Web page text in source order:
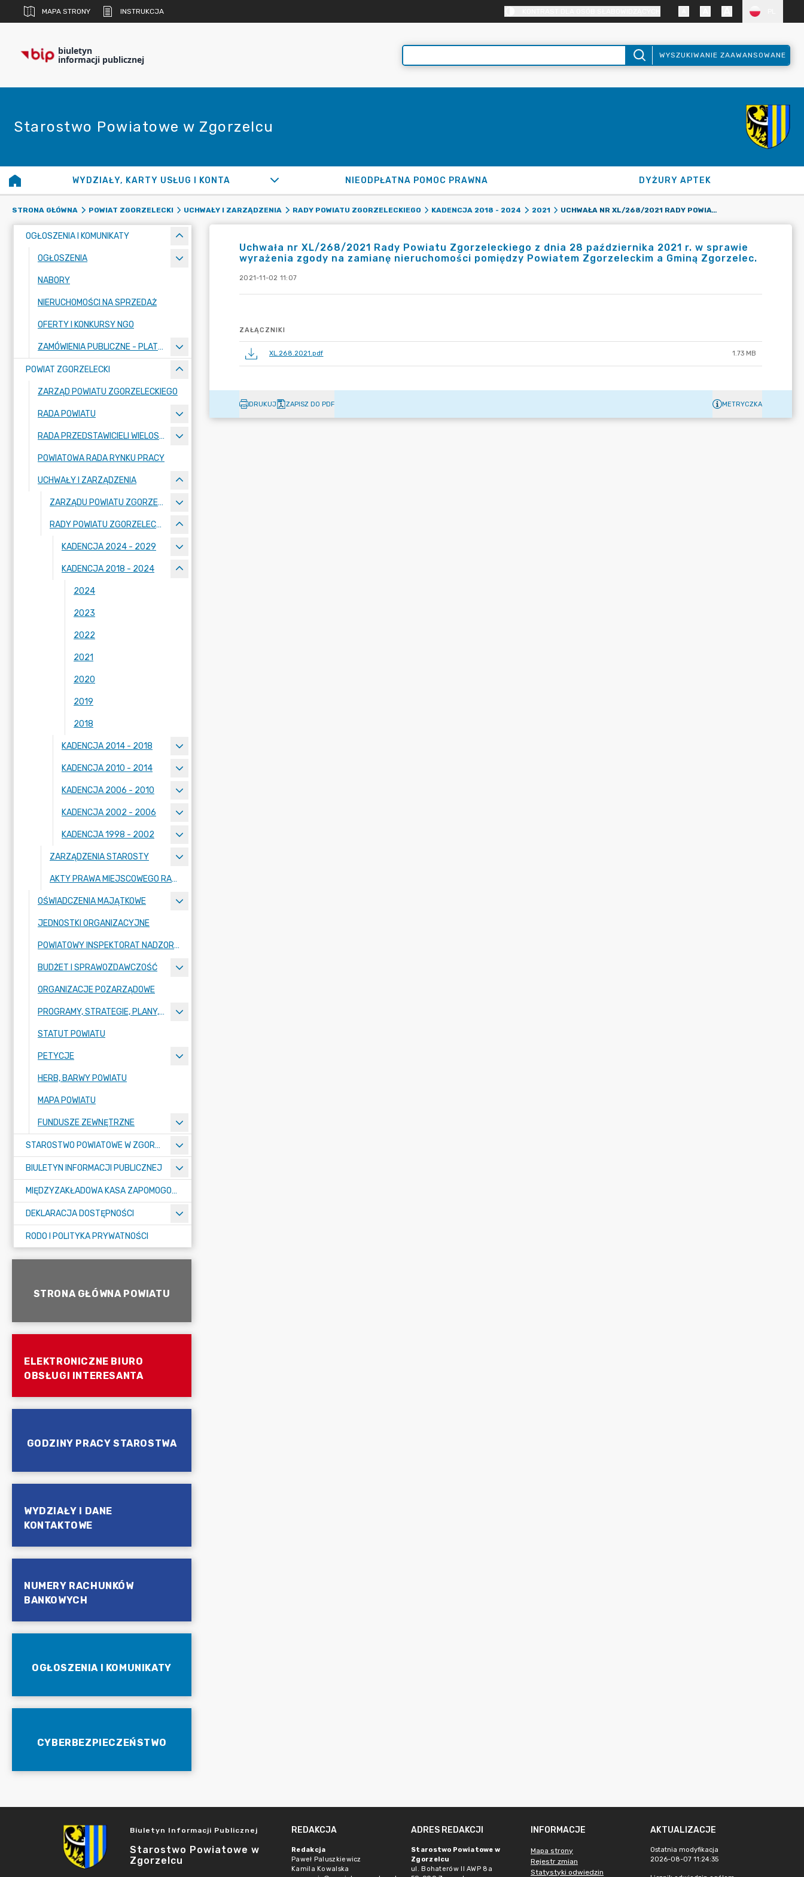
MAPA STRONY INSTRUKCJA
biuletyn
informacji publicznej WYSZUKIWANIE ZAAWANSOWANE
Starostwo Powiatowe w Zgorzelcu
WYDZIAŁY, KARTY USŁUG I KONTA NIEODPŁATNA POMOC PRAWNA DYŻURY APTEK
STRONA GŁÓWNA POWIAT ZGORZELECKI UCHWAŁY I ZARZĄDZENIA RADY POWIATU ZGORZELECKIEGO KADENCJA 2018 - 2024 2021 UCHWAŁA NR XL/268/2021 RADY POWIATU ZGORZELECKIEGO Z DNIA 28 PAŹDZIERNIKA 2021 R. W SPRAWIE WYRAŻENIA ZGODY NA ZAMIANĘ NIERUCHOMOŚCI POMIĘDZY POWIATEM ZGORZELECKIM A GMINĄ ZGORZELEC.
OGŁOSZENIA I KOMUNIKATY
OGŁOSZENIA
NABORY
NIERUCHOMOŚCI NA SPRZEDAŻ
OFERTY I KONKURSY NGO
ZAMÓWIENIA PUBLICZNE - PLATFORMA ZAKUPOWA
POWIAT ZGORZELECKI
ZARZĄD POWIATU ZGORZELECKIEGO
RADA POWIATU
RADA PRZEDSTAWICIELI WIELOSPECJALISTYCZNEGO ZESPOŁU OPIEKI ZDROWOTNEJ "BOLESŁAWIEC-ZGORZELEC" SAMODZIELNEGO PUBLICZNEGO ZAKŁADU OPIEKI ZDROWOTNEJ
POWIATOWA RADA RYNKU PRACY
UCHWAŁY I ZARZĄDZENIA
ZARZĄDU POWIATU ZGORZELECKIEGO
RADY POWIATU ZGORZELECKIEGO
KADENCJA 2024 - 2029
KADENCJA 2018 - 2024
2024
2023
2022
2021
2020
2019
2018
KADENCJA 2014 - 2018
KADENCJA 2010 - 2014
KADENCJA 2006 - 2010
KADENCJA 2002 - 2006
KADENCJA 1998 - 2002
ZARZĄDZENIA STAROSTY
AKTY PRAWA MIEJSCOWEGO RADY POWIATU ZGORZELECKIEGO
OŚWIADCZENIA MAJĄTKOWE
JEDNOSTKI ORGANIZACYJNE
POWIATOWY INSPEKTORAT NADZORU BUDOWLANEGO
BUDŻET I SPRAWOZDAWCZOŚĆ
ORGANIZACJE POZARZĄDOWE
PROGRAMY, STRATEGIE, PLANY, RAPORTY
STATUT POWIATU
PETYCJE
HERB, BARWY POWIATU
MAPA POWIATU
FUNDUSZE ZEWNĘTRZNE
STAROSTWO POWIATOWE W ZGORZELCU
BIULETYN INFORMACJI PUBLICZNEJ
MIĘDZYZAKŁADOWA KASA ZAPOMOGOWO-POŻYCZKOWA
DEKLARACJA DOSTĘPNOŚCI
RODO I POLITYKA PRYWATNOŚCI
STRONA GŁÓWNA POWIATU
ELEKTRONICZNE BIURO
OBSŁUGI INTERESANTA
GODZINY PRACY STAROSTWA
WYDZIAŁY I DANE
KONTAKTOWE
NUMERY RACHUNKÓW
BANKOWYCH
OGŁOSZENIA I KOMUNIKATY
CYBERBEZPIECZEŃSTWO
Uchwała nr XL/268/2021 Rady Powiatu Zgorzeleckiego z dnia 28 października 2021 r. w sprawie
wyrażenia zgody na zamianę nieruchomości pomiędzy Powiatem Zgorzeleckim a Gminą Zgorzelec.
2021-11-02 11:07
ZAŁĄCZNIKI
XL.268.2021.pdf 1.73 MB
DRUKUJ ZAPISZ DO PDF METRYCZKA
Biuletyn Informacji Publicznej
Starostwo Powiatowe w
Zgorzelcu
REDAKCJA
Redakcja
Paweł Paluszkiewicz
Kamila Kowalska
ADRES REDAKCJI
Starostwo Powiatowe w
Zgorzelcu
ul. Bohaterów II AWP 8a
INFORMACJE
Mapa strony
Rejestr zmian
Statystyki odwiedzin
AKTUALIZACJE
Ostatnia modyfikacja
2026-08-07 11:24:35